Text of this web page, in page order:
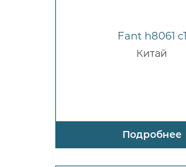
Fant h8061 c1
Китай
Подробнее